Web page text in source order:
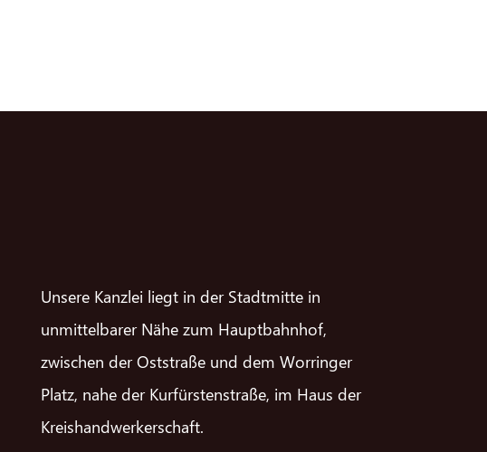
Unsere Kanzlei liegt in der Stadtmitte in
unmittelbarer Nähe zum Hauptbahnhof,
zwischen der Oststraße und dem Worringer
Platz, nahe der Kurfürstenstraße, im Haus der
Kreishandwerkerschaft.